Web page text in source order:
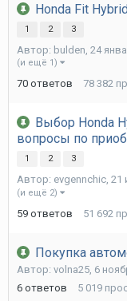
Honda Fit
1 2 3
Автор: bulden, 24
(и ещё 1)
70 ответов 78 382
Выбор Honda
вопросы по
1 2 3
Автор: evgennchic, 21
(и ещё 2)
59 ответов 51 692
Покупка
Автор: volna25 6
6 ответов 5 019